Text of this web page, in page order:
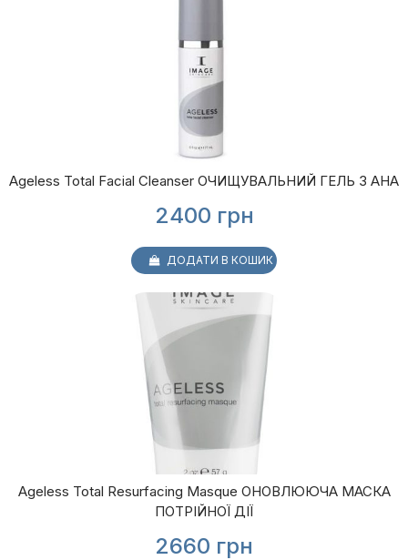
ДОДАТИ В КОШИК
Ageless Total Facial Cleanser ОЧИЩУВАЛЬНИЙ ГЕЛЬ З АНА
2400 грн
Ageless Total Resurfacing Masque ОНОВЛЮЮЧА МАСКА
ПОТРІЙНОЇ ДІЇ
2660 грн